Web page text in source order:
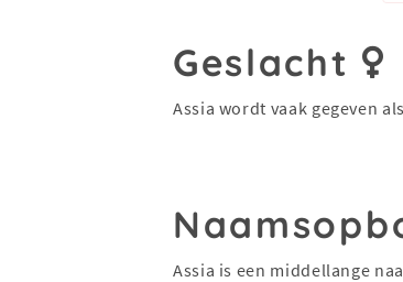
Geslacht
Assia wordt vaak gegeven
Assia is een middellange